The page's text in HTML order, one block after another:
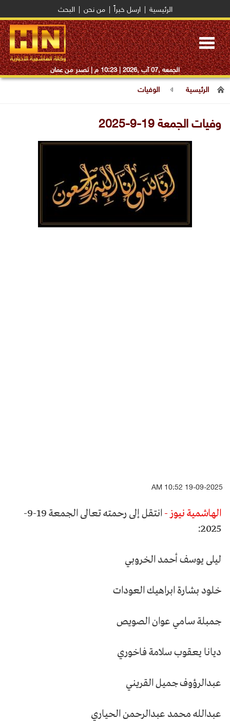
الرئيسية ارسل خبراً من نحن البحث
Toggle
navigation
الجمعه ,07 آب ,2026 | 10:23 م | تصدر من عمان
الرئيسية الوفيات
وفيات الجمعة 19-9-2025
19-09-2025 10:52 AM
الهاشمية نيوز -
انتقل إلى رحمته تعالى الجمعة 19-9-
2025:
ليلى يوسف أحمد الخروبي
خلود بشارة ابراهيك العودات
جمبلة سامي عوان الصويص
ديانا يعقوب سلامة فاخوري
عبدالرؤوف جميل القريني
عبدالله محمد عبدالرحمن الحياري